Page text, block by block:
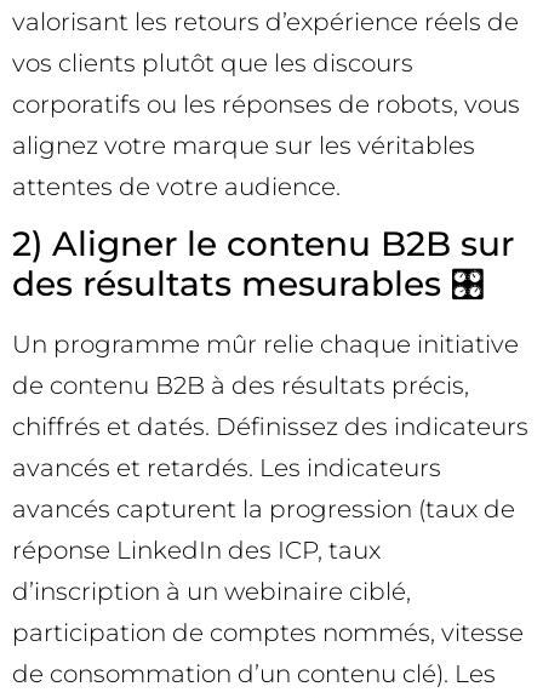
valorisant les retours d’expérience réels de
vos clients plutôt que les discours
corporatifs ou les réponses de robots, vous
alignez votre marque sur les véritables
attentes de votre audience.
2) Aligner le contenu B2B sur
des résultats mesurables 🎛️
Un programme mûr relie chaque initiative
de contenu B2B à des résultats précis,
chiffrés et datés. Définissez des indicateurs
avancés et retardés. Les indicateurs
avancés capturent la progression (taux de
réponse LinkedIn des ICP, taux
d’inscription à un webinaire ciblé,
participation de comptes nommés, vitesse
de consommation d’un contenu clé). Les